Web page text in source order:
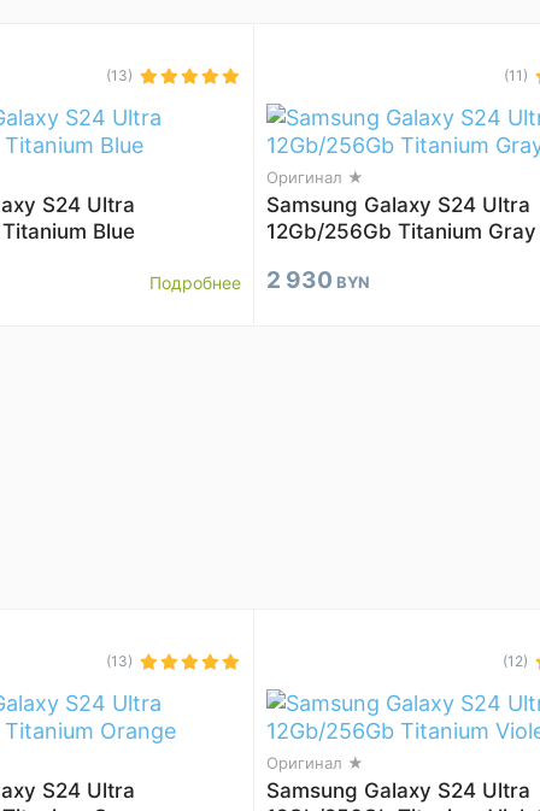
(13)
S24 Ultra
Blue
Подробнее
(11)
Оригинал ★
Samsung Galaxy S24 Ultra
12Gb/256Gb Titanium Gray
2 930 BYN
(13)
S24 Ultra
(12)
Оригинал ★
Samsung Galaxy S24 Ultra